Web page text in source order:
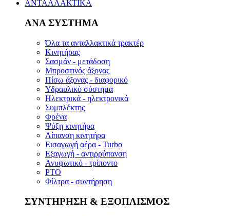
ΑΝΤΑΛΛΑΚΤΙΚΑ
ΑΝΑ ΣΥΣΤΗΜΑ
Όλα τα ανταλλακτικά τρακτέρ
Κινητήρας
Σασμάν - μετάδοση
Μπροστινός άξονας
Πίσω άξονας - διαφορικό
Υδραυλικό σύστημα
Ηλεκτρικά - ηλεκτρονικά
Συμπλέκτης
Φρένα
Ψύξη κινητήρα
Λίπανση κινητήρα
Εισαγωγή αέρα - Turbo
Εξαγωγή - αντιρρύπανση
Ανυψωτικό - τρίποντο
PTO
Φίλτρα - συντήρηση
ΣΥΝΤΗΡΗΣΗ & ΕΞΟΠΛΙΣΜΟΣ